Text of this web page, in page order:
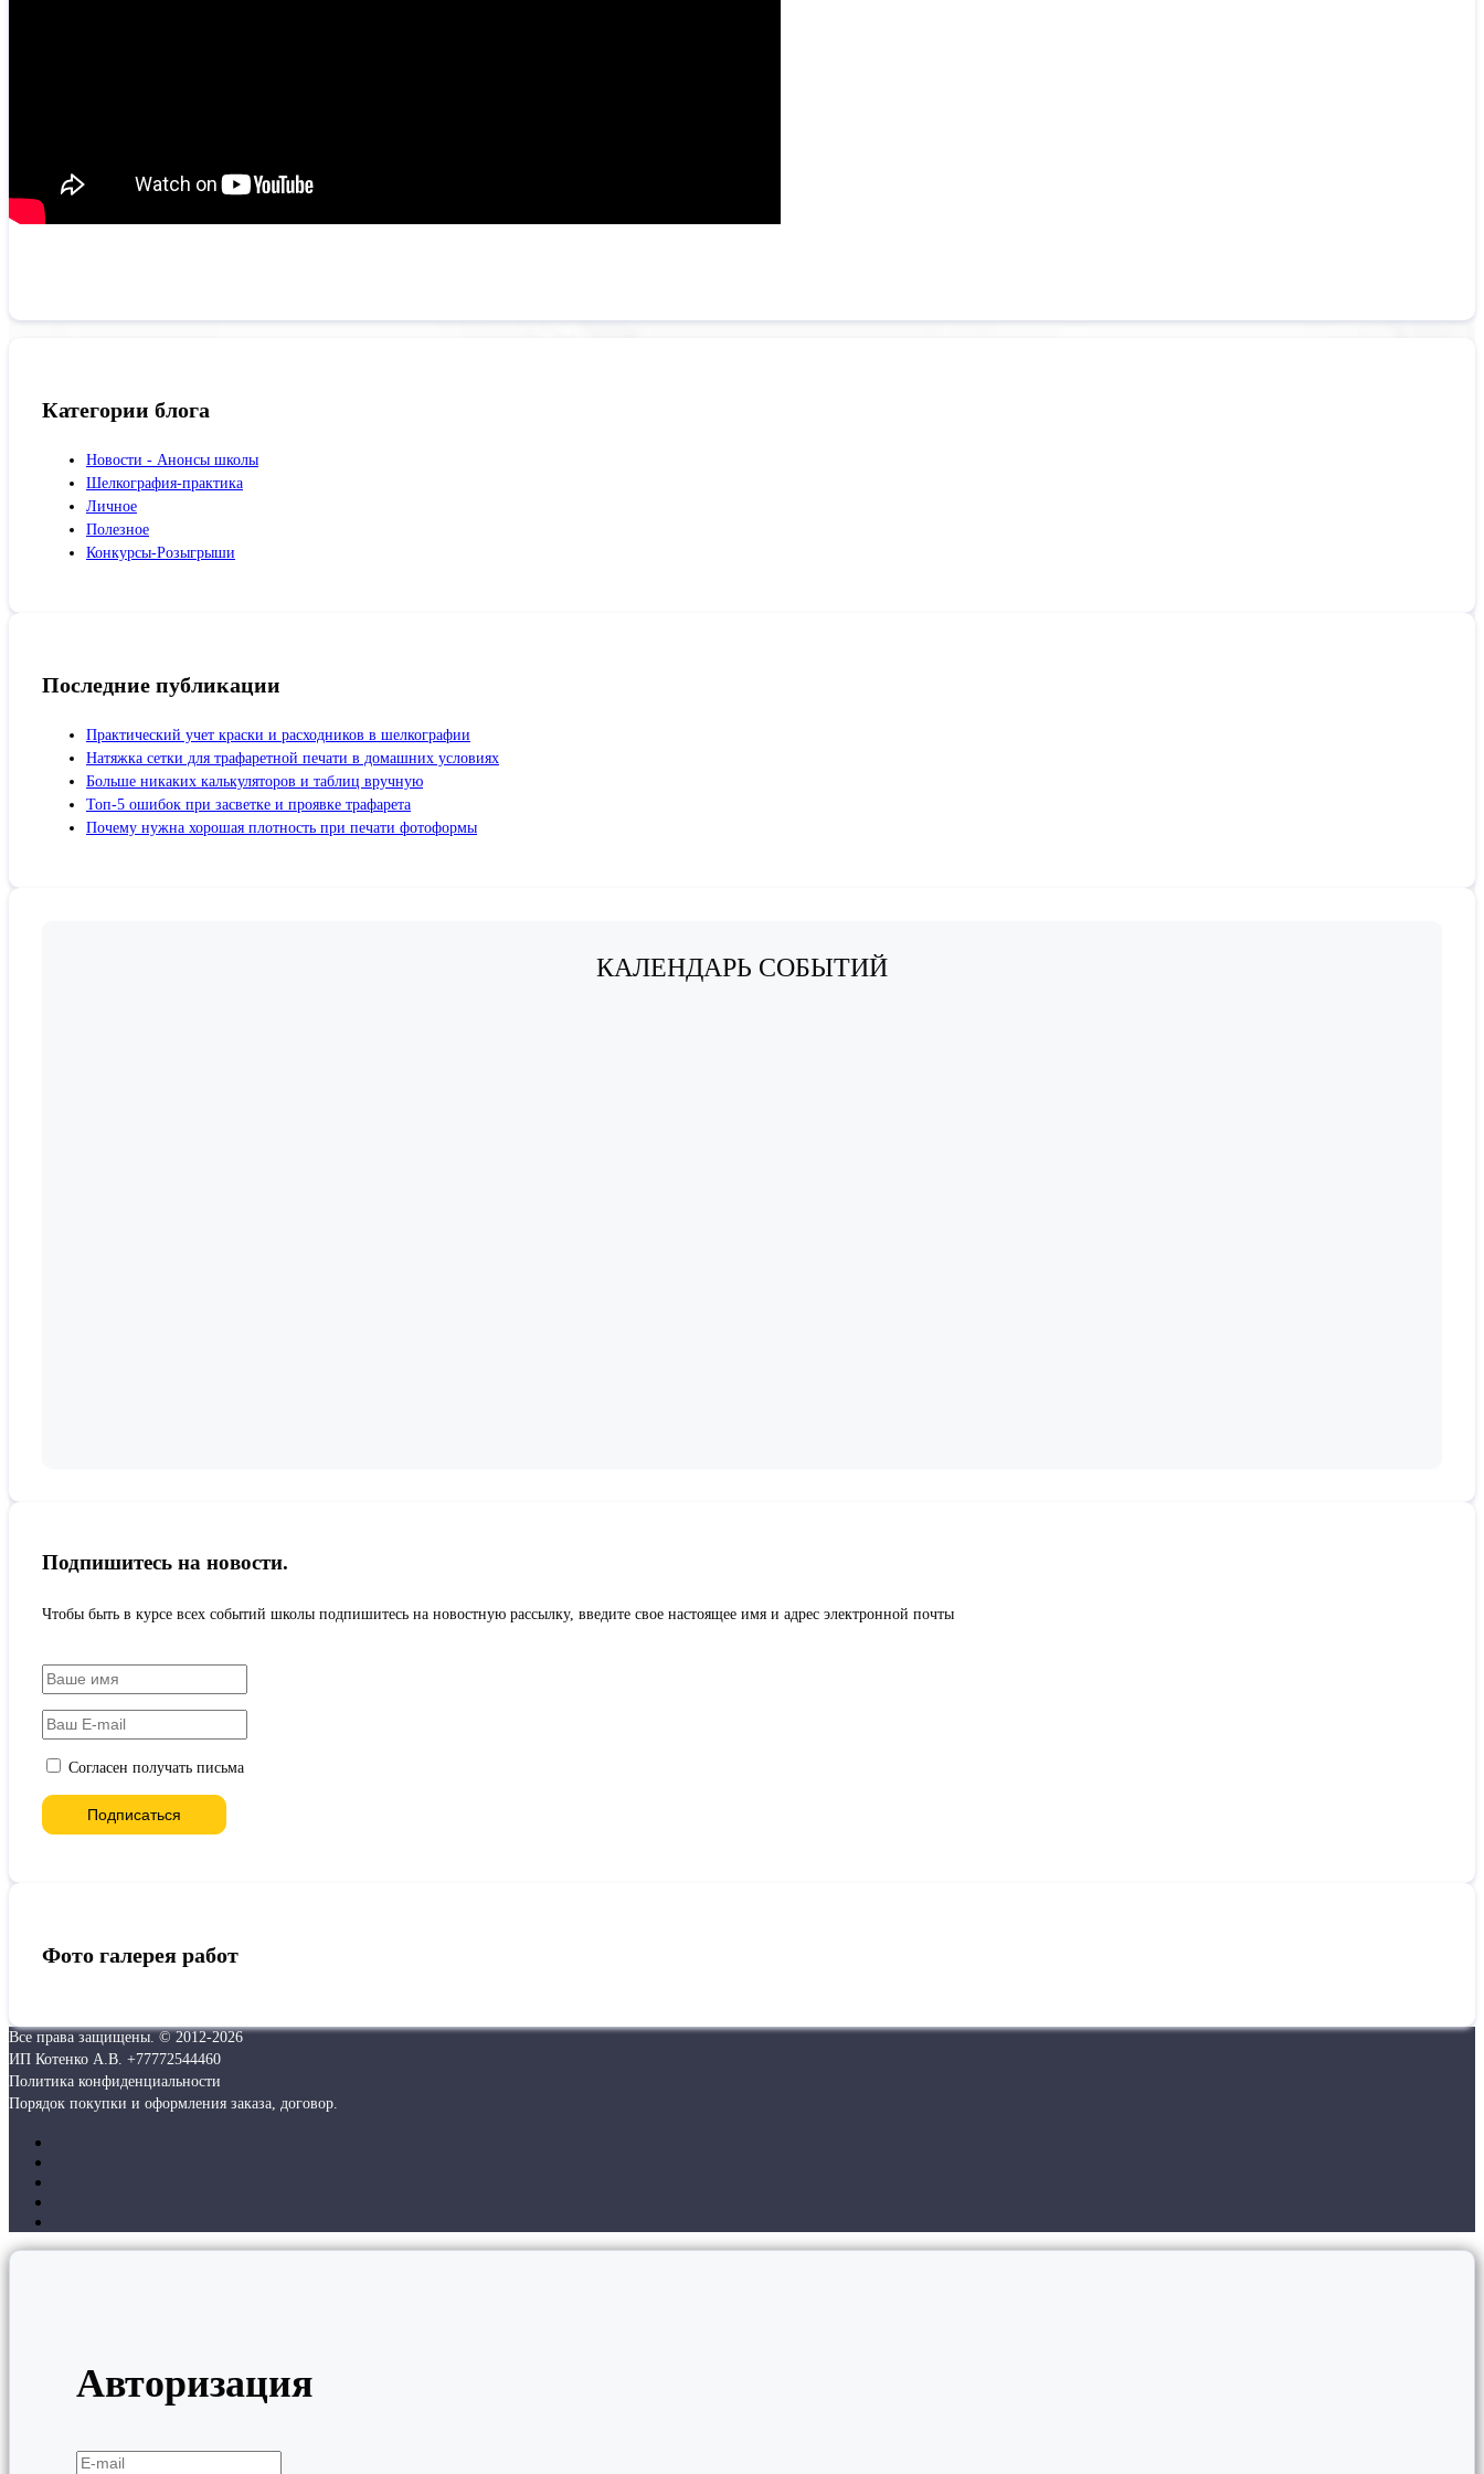
Категории блога
Новости - Анонсы школы
Шелкография-практика
Личное
Полезное
Конкурсы-Розыгрыши
Последние публикации
Практический учет краски и расходников в шелкографии
Натяжка сетки для трафаретной печати в домашних условиях
Больше никаких калькуляторов и таблиц вручную
Топ-5 ошибок при засветке и проявке трафарета
Почему нужна хорошая плотность при печати фотоформы
КАЛЕНДАРЬ СОБЫТИЙ
Подпишитесь на новости.
Чтобы быть в курсе всех событий школы подпишитесь на новостную рассылку, введите свое настоящее имя и адрес электронной почты
Согласен получать письма
Фото галерея работ
Все права защищены. © 2012-2026
ИП Котенко А.В. +77772544460
Политика конфиденциальности
Порядок покупки и оформления заказа, договор.
Авторизация